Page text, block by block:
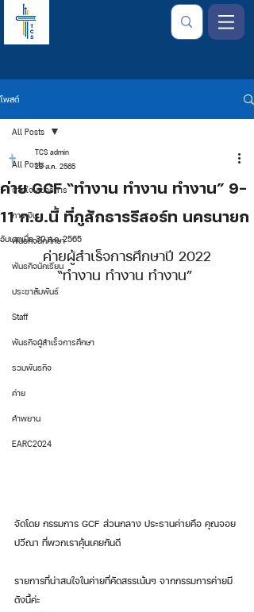
โพสต์
All Posts
จากใจเลขาธิการ
การเงิน
พันธกิจนักศึกษา
พันธกิจนักเรียน
ประชาสัมพันธ์
Staff
พันธกิจผู้สำเร็จการศึกษา
รวมพันธกิจ
ค่าย
คำพยาน
EARC2024
All Posts
ค่าย GCF “ทำงาน ทำงาน ทำงาน” 9-
11 ก.ย.นี้ ที่ภูสักธารรีสอร์ท นครนายก
TCS admin
28 ส.ค. 2565
อัปเดตเมื่อ30 ส.ค. 2565
ค่ายผู้สำเร็จการศึกษาปี 2022
“ทำงาน ทำงาน ทำงาน”
จัดโดย กรรมการ GCF ส่วนกลาง ประธานค่ายคือ คุณจอย
ปวีณา ที่พวกเราคุ้นเคยกันดี
รายการที่น่าสนใจในค่ายที่คัดสรรเน้นๆ จากกรรมการค่ายมี
ดังนี้ค่ะ